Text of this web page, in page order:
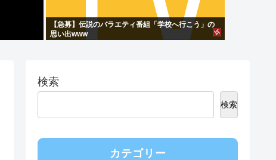
【急募】伝説のバラエティ番組「学校へ行こう」の
思い出www
検索
検索
カテゴリー